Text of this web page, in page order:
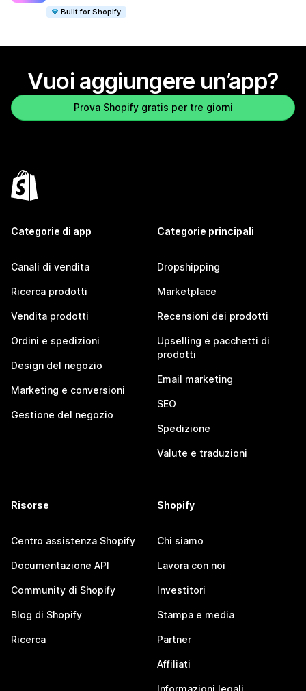
Built for Shopify
Vuoi aggiungere un’app?
Prova Shopify gratis per tre giorni
Categorie di app
Canali di vendita
Ricerca prodotti
Vendita prodotti
Ordini e spedizioni
Design del negozio
Marketing e conversioni
Gestione del negozio
Categorie principali
Dropshipping
Marketplace
Recensioni dei prodotti
Upselling e pacchetti di
prodotti
Email marketing
SEO
Spedizione
Valute e traduzioni
Risorse
Centro assistenza Shopify
Documentazione API
Community di Shopify
Blog di Shopify
Ricerca
Shopify
Chi siamo
Lavora con noi
Investitori
Stampa e media
Partner
Affiliati